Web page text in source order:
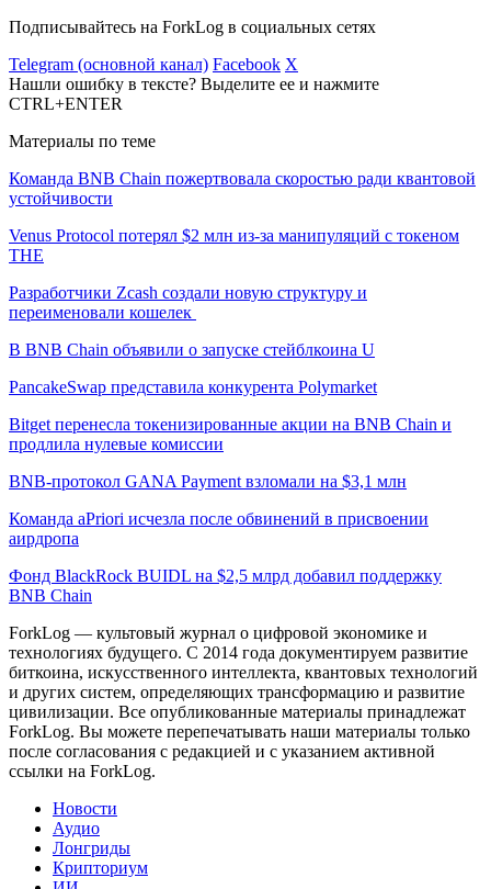
Подписывайтесь на ForkLog в социальных сетях
Telegram (основной канал) Facebook X
Нашли ошибку в тексте? Выделите ее и нажмите
CTRL+ENTER
Материалы по теме
Команда BNB Chain пожертвовала скоростью ради квантовой
устойчивости
Venus Protocol потерял $2 млн из-за манипуляций с токеном
THE
Разработчики Zcash создали новую структуру и
переименовали кошелек
В BNB Chain объявили о запуске стейблкоина U
PancakeSwap представила конкурента Polymarket
Bitget перенесла токенизированные акции на BNB Chain и
продлила нулевые комиссии
BNB-протокол GANA Payment взломали на $3,1 млн
Команда aPriori исчезла после обвинений в присвоении
аирдропа
Фонд BlackRock BUIDL на $2,5 млрд добавил поддержку
BNB Chain
ForkLog — культовый журнал о цифровой экономике и
технологиях будущего. С 2014 года документируем развитие
биткоина, искусственного интеллекта, квантовых технологий
и других систем, определяющих трансформацию и развитие
цивилизации. Все опубликованные материалы принадлежат
ForkLog. Вы можете перепечатывать наши материалы только
после согласования с редакцией и с указанием активной
ссылки на ForkLog.
Новости
Аудио
Лонгриды
Крипториум